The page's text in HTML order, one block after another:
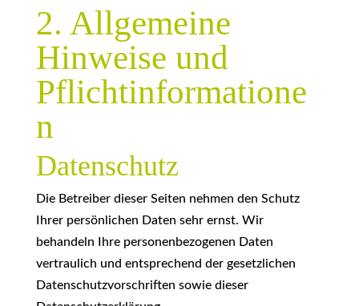
2. Allgemeine
Hinweise und
Pflichtinformatione
n
Datenschutz
Die Betreiber dieser Seiten nehmen den Schutz
Ihrer persönlichen Daten sehr ernst. Wir
behandeln Ihre personenbezogenen Daten
vertraulich und entsprechend der gesetzlichen
Datenschutzvorschriften sowie dieser